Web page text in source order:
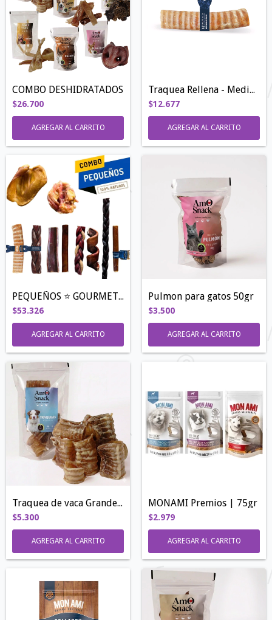
COMBO DESHIDRATADOS
$26.700
AGREGAR AL CARRITO
Traquea Rellena - Medium 15 cm
$12.677
AGREGAR AL CARRITO
PEQUEÑOS ⭐️ GOURMET ⭐️
$53.326
AGREGAR AL CARRITO
Pulmon para gatos 50gr
$3.500
AGREGAR AL CARRITO
Traquea de vaca Grande 90gr - 110gr
$5.300
AGREGAR AL CARRITO
MONAMI Premios | 75gr
$2.979
AGREGAR AL CARRITO